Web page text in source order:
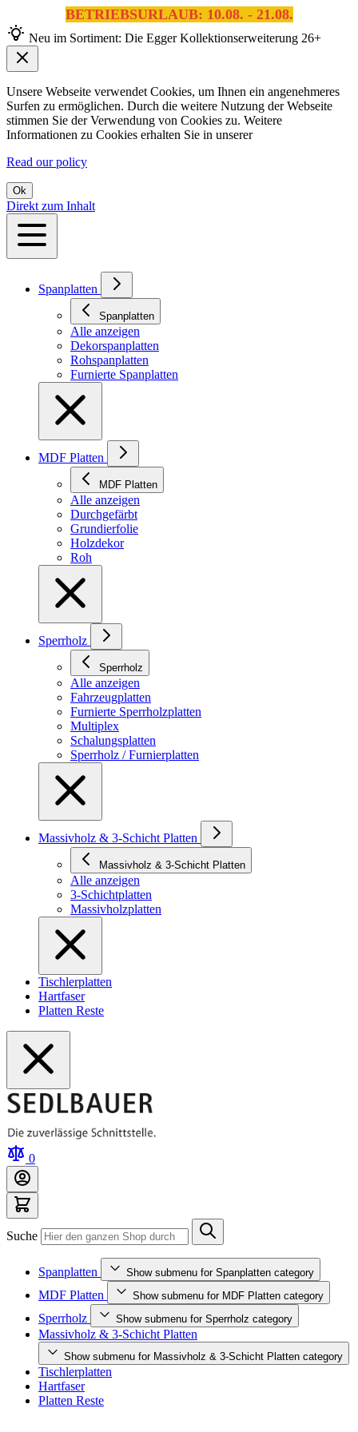
BETRIEBSURLAUB: 10.08. - 21.08.
Neu im Sortiment: Die Egger Kollektionserweiterung 26+
Unsere Webseite verwendet Cookies, um Ihnen ein angenehmeres
Surfen zu ermöglichen. Durch die weitere Nutzung der Webseite
stimmen Sie der Verwendung von Cookies zu. Weitere
Informationen zu Cookies erhalten Sie in unserer
Read our policy
Ok
Direkt zum Inhalt
Spanplatten
Spanplatten
Alle anzeigen
Dekorspanplatten
Rohspanplatten
Furnierte Spanplatten
MDF Platten
MDF Platten
Alle anzeigen
Durchgefärbt
Grundierfolie
Holzdekor
Roh
Sperrholz
Sperrholz
Alle anzeigen
Fahrzeugplatten
Furnierte Sperrholzplatten
Multiplex
Schalungsplatten
Sperrholz / Furnierplatten
Massivholz & 3-Schicht Platten
Massivholz & 3-Schicht Platten
Alle anzeigen
3-Schichtplatten
Massivholzplatten
Tischlerplatten
Hartfaser
Platten Reste
0
Suche
Spanplatten Show submenu for Spanplatten category
MDF Platten Show submenu for MDF Platten category
Sperrholz Show submenu for Sperrholz category
Massivholz & 3-Schicht Platten
Show submenu for Massivholz & 3-Schicht Platten category
Tischlerplatten
Hartfaser
Platten Reste